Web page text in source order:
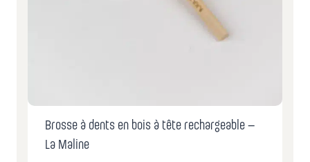
Brosse à dents en bois à tête rechargeable –
La Maline